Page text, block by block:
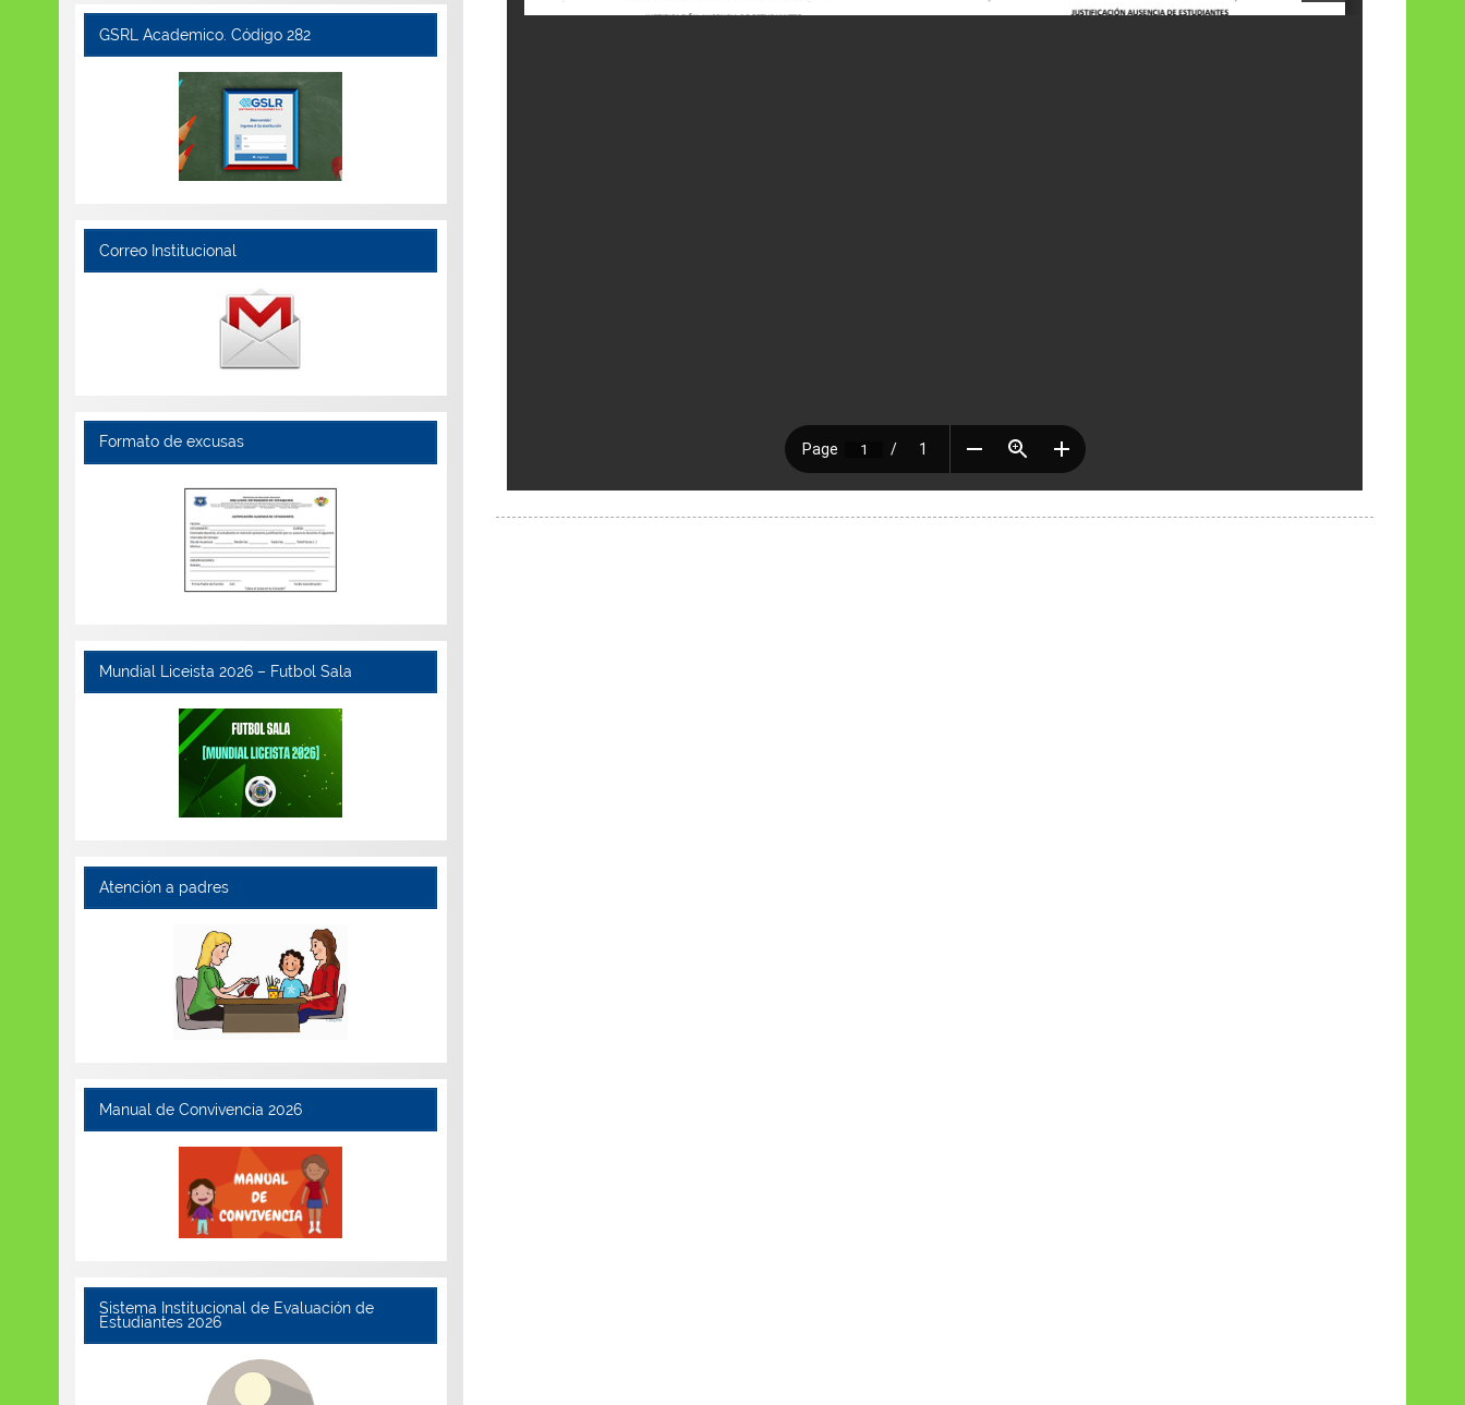
GSRL Academico. Código 282
Correo Institucional
Formato de excusas
Mundial Liceista 2026 – Futbol Sala
Atención a padres
Manual de Convivencia 2026
Sistema Institucional de Evaluación de
Estudiantes 2026